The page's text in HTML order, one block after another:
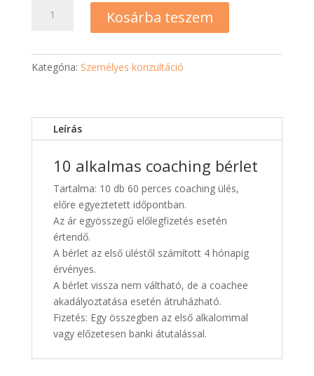
alkalmas
bérlet
mennyiség
Kosárba teszem
Kategória: Személyes konzultáció
Leírás
10 alkalmas coaching bérlet
Tartalma: 10 db 60 perces coaching ülés,
előre egyeztetett időpontban.
Az ár egyösszegű előlegfizetés esetén
értendő.
A bérlet az első üléstől számított 4 hónapig
érvényes.
A bérlet vissza nem váltható, de a coachee
akadályoztatása esetén átruházható.
Fizetés: Egy összegben az első alkalommal
vagy előzetesen banki átutalással.